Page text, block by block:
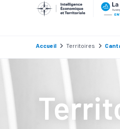
Accueil Territoires